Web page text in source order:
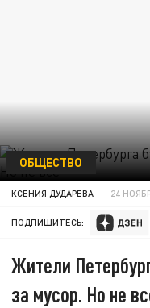
ОБЩЕСТВО
КСЕНИЯ ДУДАРЕВА 24
ПОДПИШИТЕСЬ:
Жители
за мусор. Но не